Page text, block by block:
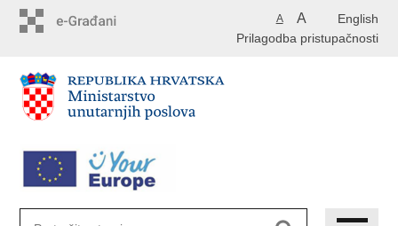
English
A A
Prilagodba pristupačnosti